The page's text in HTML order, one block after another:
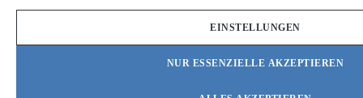
EINSTELLUNGEN
NUR ESSENZIELLE AKZEPTIEREN